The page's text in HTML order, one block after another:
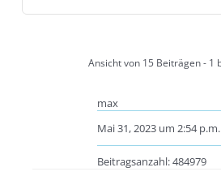
Ansicht von 15 Beiträgen - 1
max
Mai 31, 2023 um 2:54 p.m.
Beitragsanzahl: 484979